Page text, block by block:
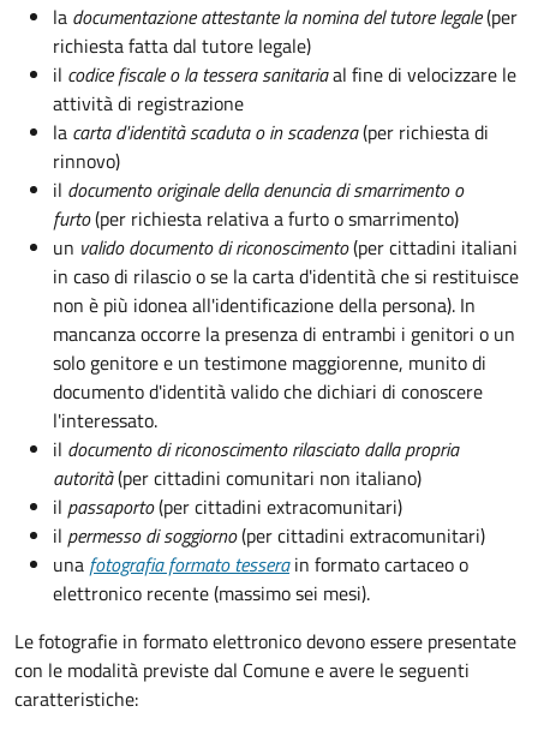
la documentazioneattestante la nomina del tutore legale(per
richiesta fatta dal tutore legale)
il codice fiscale o la tessera sanitariaal fine di velocizzare le
attività di registrazione
la carta d'identità scaduta o in scadenza(per richiesta di
rinnovo)
il documento originale della denuncia di smarrimento o
furto(per richiesta relativa a furto o smarrimento)
un valido documento di riconoscimento(per cittadini italiani
in caso di rilascio o se la carta d'identità che si restituisce
non è più idonea all'identificazione della persona). In
mancanza occorre la presenza di entrambi i genitori o un
solo genitore e un testimone maggiorenne, munito di
documento d'identità valido che dichiari di conoscere
l'interessato.
il documento di riconoscimento rilasciato dalla propria
autorità(per cittadini comunitari non italiano)
il passaporto(per cittadini extracomunitari)
il permesso di soggiorno(per cittadini extracomunitari)
una fotografia formato tessera in formato cartaceo o
elettronico recente (massimo sei mesi).
Le fotografie in formato elettronico devono essere presentate
con le modalità previste dal Comune e avere le seguenti
caratteristiche: